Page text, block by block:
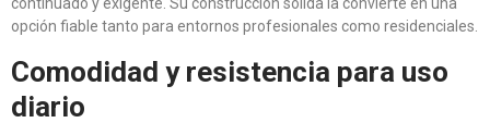
opción fiable tanto para entornos profesionales como residenciales.
Comodidad y resistencia para uso
diario